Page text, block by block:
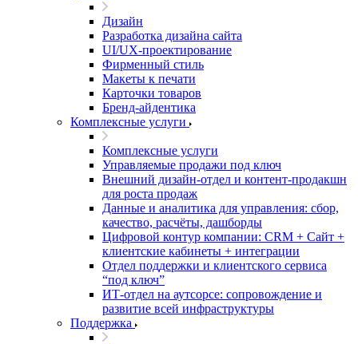
Дизайн
Разработка дизайна сайта
UI/UX-проектирование
Фирменный стиль
Макеты к печати
Карточки товаров
Бренд-айдентика
Комплексные услуги
Комплексные услуги
Управляемые продажи под ключ
Внешний дизайн-отдел и контент-продакшн
для роста продаж
Данные и аналитика для управления: сбор,
качество, расчёты, дашборды
Цифровой контур компании: CRM + Сайт +
клиентские кабинеты + интеграции
Отдел поддержки и клиентского сервиса
“под ключ”
ИТ-отдел на аутсорсе: сопровождение и
развитие всей инфраструктуры
Поддержка